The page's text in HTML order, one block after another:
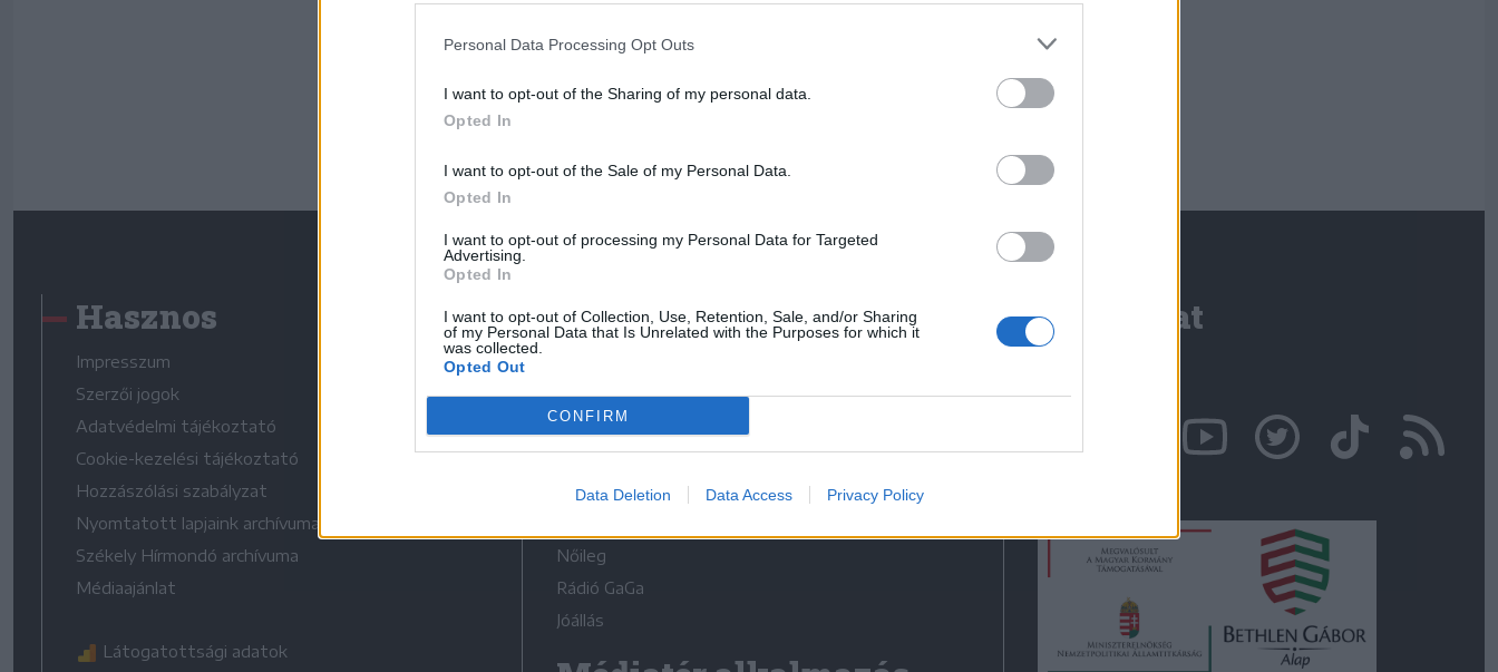
Personal Data Processing Opt Outs
I want to opt-out of the Sharing of my personal data.
Opted In
I want to opt-out of the Sale of my Personal Data.
Opted In
I want to opt-out of processing my Personal Data for Targeted
Advertising.
Opted In
I want to opt-out of Collection, Use, Retention, Sale, and/or Sharing
of my Personal Data that Is Unrelated with the Purposes for which it
was collected.
Opted Out
CONFIRM
Data Deletion Data Access Privacy Policy
Hasznos
Impresszum
Szerzői jogok
Adatvédelmi tájékoztató
Cookie-kezelési tájékoztató
Hozzászólási szabályzat
Nyomtatott lapjaink archívuma
Székely Hírmondó archívuma
Médiaajánlat
Látogatottsági adatok
Médiatér
Liget
Krónika
Bihari Napló
Erdélyi Napló
Nőileg
Rádió GaGa
Jóállás
Kapcsolat